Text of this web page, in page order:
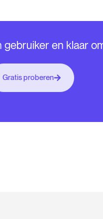
en klaar
Gratis proberen